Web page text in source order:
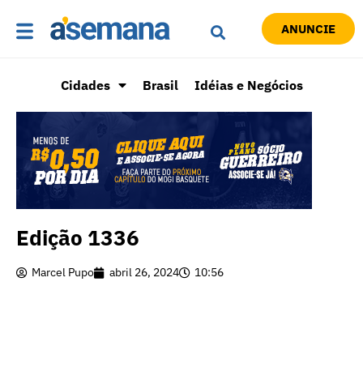
ANUNCIE
Cidades Brasil Idéias e Negócios
Edição 1336
Marcel Pupo abril 26, 2024 10:56